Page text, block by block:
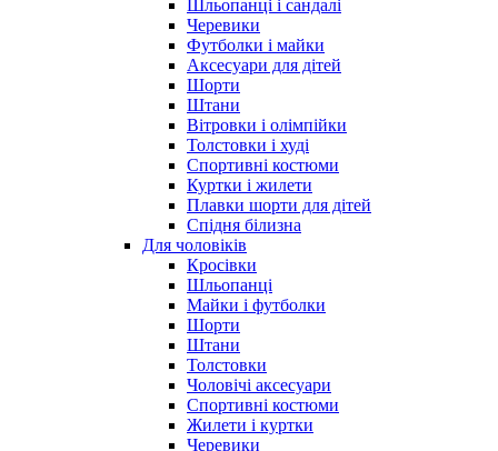
Шльопанці і сандалі
Черевики
Футболки і майки
Аксесуари для дітей
Шорти
Штани
Вітровки і олімпійки
Толстовки і худі
Спортивні костюми
Куртки і жилети
Плавки шорти для дітей
Спідня білизна
Для чоловіків
Кросівки
Шльопанці
Майки і футболки
Шорти
Штани
Толстовки
Чоловічі аксесуари
Спортивні костюми
Жилети і куртки
Черевики